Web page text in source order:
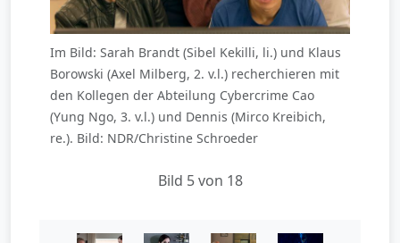
Im Bild: Sarah Brandt (Sibel Kekilli, li.) und Klaus
Borowski (Axel Milberg, 2. v.l.) recherchieren mit
den Kollegen der Abteilung Cybercrime Cao
(Yung Ngo, 3. v.l.) und Dennis (Mirco Kreibich,
re.). Bild: NDR/Christine Schroeder
Bild 5 von 18